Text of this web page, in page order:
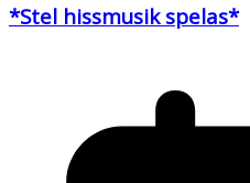
*Stel hissmusik spelas*